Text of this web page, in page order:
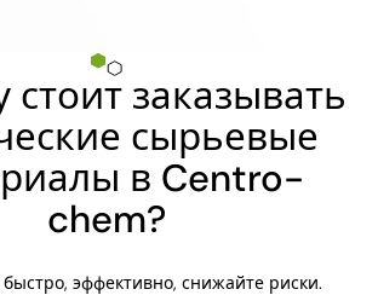
заказывать
сырьевые
в Centro-
chem?
эффективно, снижайте риски.